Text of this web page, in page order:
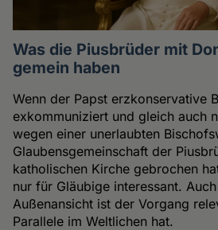
Was die Piusbrüder mit
gemein haben
Wenn der Papst erzkonservative
exkommuniziert und gleich auch
wegen einer unerlaubten
Glaubensgemeinschaft der
katholischen Kirche gebrochen
nur für Gläubige interessant.
Außenansicht ist der Vorgang
Parallele im Weltlichen hat.